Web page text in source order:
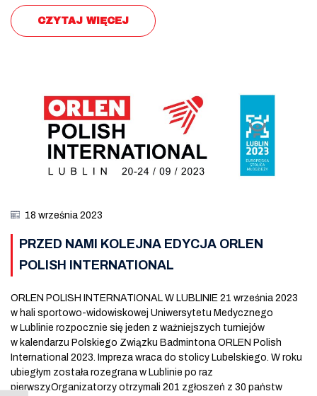
CZYTAJ WIĘCEJ
18 września 2023
PRZED NAMI KOLEJNA EDYCJA ORLEN
POLISH INTERNATIONAL
ORLEN POLISH INTERNATIONAL W LUBLINIE 21 września 2023
w hali sportowo-widowiskowej Uniwersytetu Medycznego
w Lublinie rozpocznie się jeden z ważniejszych turniejów
w kalendarzu Polskiego Związku Badmintona ORLEN Polish
International 2023. Impreza wraca do stolicy Lubelskiego. W roku
ubiegłym została rozegrana w Lublinie po raz
pierwszy.Organizatorzy otrzymali 201 zgłoszeń z 30 państw